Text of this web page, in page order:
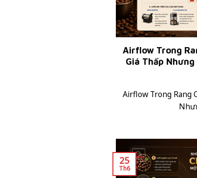
Airflow Trong
Giá Thấp
Airflow Trong Rang
25
Th6